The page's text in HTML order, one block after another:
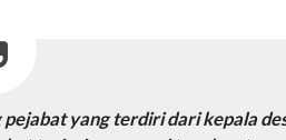
yang terdiri dari kepala